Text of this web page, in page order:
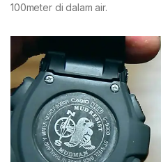
100meter di dalam air.